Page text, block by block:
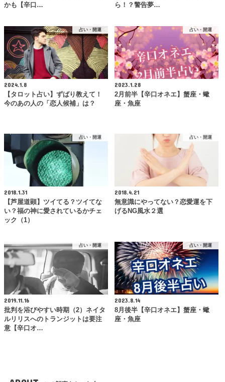
かも【辛口…
ら！？警告夢…
占い・開運
2024.1.8
【タロット占い】ずばり教えて！
今のあの人の「恋人候補」は？
占い・開運
2023.1.28
2月前半【辛口オネエ】蟹座・蠍
座・魚座
占い・開運
2018.1.31
【芦屋道顕】ツイてる？ツイてな
い？福の神に愛されているかチェ
ック（1）
占い・開運
2018.4.21
無意識にやってない？恋愛運を下
げるNG風水２選
占い・開運
2019.11.16
批判を浴びやすい時期（2）ネイタ
ルリリスへのトランジットは要注
意【辛口オ…
占い・開運
2023.8.14
8月後半【辛口オネエ】蟹座・蠍
座・魚座